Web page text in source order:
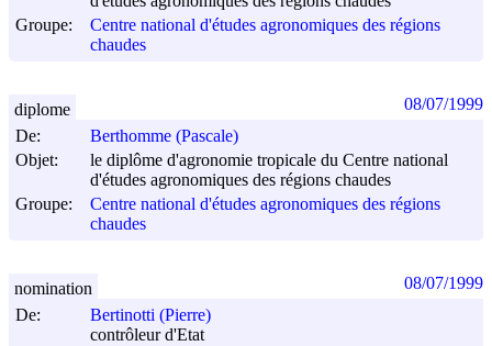
Groupe:
Centre national d'études agronomiques des régions
chaudes
De:
Berthomme (Pascale)
Objet:
le diplôme d'agronomie tropicale du Centre national
d'études agronomiques des régions chaudes
Groupe:
Centre national d'études agronomiques des régions
chaudes
diplome 08/07/1999
De:
Bertinotti (Pierre)
contrôleur d'Etat
nomination 08/07/1999